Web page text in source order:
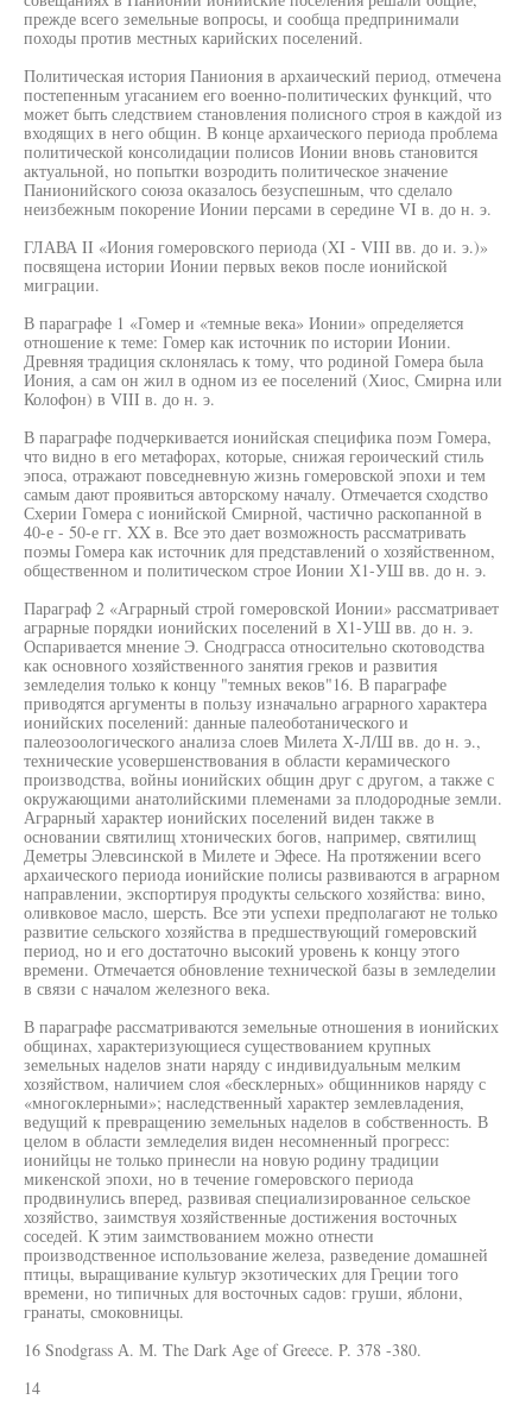
прежде всего земельные вопросы, и сообща предпринимали
походы против местных карийских поселений.
Политическая история Паниония в архаический период, отмечена
постепенным угасанием его военно-политических функций, что
может быть следствием становления полисного строя в каждой из
входящих в него общин. В конце архаического периода проблема
политической консолидации полисов Ионии вновь становится
актуальной, но попытки возродить политическое значение
Панионийского союза оказалось безуспешным, что сделало
неизбежным покорение Ионии персами в середине VI в. до н. э.
ГЛАВА II «Иония гомеровского периода (XI - VIII вв. до и. э.)»
посвящена истории Ионии первых веков после ионийской
миграции.
В параграфе 1 «Гомер и «темные века» Ионии» определяется
отношение к теме: Гомер как источник по истории Ионии.
Древняя традиция склонялась к тому, что родиной Гомера была
Иония, а сам он жил в одном из ее поселений (Хиос, Смирна или
Колофон) в VIII в. до н. э.
В параграфе подчеркивается ионийская специфика поэм Гомера,
что видно в его метафорах, которые, снижая героический стиль
эпоса, отражают повседневную жизнь гомеровской эпохи и тем
самым дают проявиться авторскому началу. Отмечается сходство
Схерии Гомера с ионийской Смирной, частично раскопанной в
40-е - 50-е гг. XX в. Все это дает возможность рассматривать
поэмы Гомера как источник для представлений о хозяйственном,
общественном и политическом строе Ионии Х1-УШ вв. до н. э.
Параграф 2 «Аграрный строй гомеровской Ионии» рассматривает
аграрные порядки ионийских поселений в Х1-УШ вв. до н. э.
Оспаривается мнение Э. Снодграсса относительно скотоводства
как основного хозяйственного занятия греков и развития
земледелия только к концу "темных веков"16. В параграфе
приводятся аргументы в пользу изначально аграрного характера
ионийских поселений: данные палеоботанического и
палеозоологического анализа слоев Милета Х-Л/Ш вв. до н. э.,
технические усовершенствования в области керамического
производства, войны ионийских общин друг с другом, а также с
окружающими анатолийскими племенами за плодородные земли.
Аграрный характер ионийских поселений виден также в
основании святилищ хтонических богов, например, святилищ
Деметры Элевсинской в Милете и Эфесе. На протяжении всего
архаического периода ионийские полисы развиваются в аграрном
направлении, экспортируя продукты сельского хозяйства: вино,
оливковое масло, шерсть. Все эти успехи предполагают не только
развитие сельского хозяйства в предшествующий гомеровский
период, но и его достаточно высокий уровень к концу этого
времени. Отмечается обновление технической базы в земледелии
в связи с началом железного века.
В параграфе рассматриваются земельные отношения в ионийских
общинах, характеризующиеся существованием крупных
земельных наделов знати наряду с индивидуальным мелким
хозяйством, наличием слоя «бесклерных» общинников наряду с
«многоклерными»; наследственный характер землевладения,
ведущий к превращению земельных наделов в собственность. В
целом в области земледелия виден несомненный прогресс:
ионийцы не только принесли на новую родину традиции
микенской эпохи, но в течение гомеровского периода
продвинулись вперед, развивая специализированное сельское
хозяйство, заимствуя хозяйственные достижения восточных
соседей. К этим заимствованием можно отнести
производственное использование железа, разведение домашней
птицы, выращивание культур экзотических для Греции того
времени, но типичных для восточных садов: груши, яблони,
гранаты, смоковницы.
16 Snodgrass А. М. The Dark Age of Greece. P. 378 -380.
14